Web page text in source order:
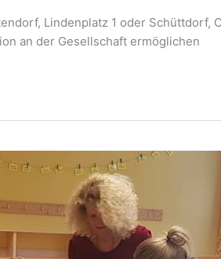
Lindenplatz 1 oder
an der Gesellschaft ermöglichen